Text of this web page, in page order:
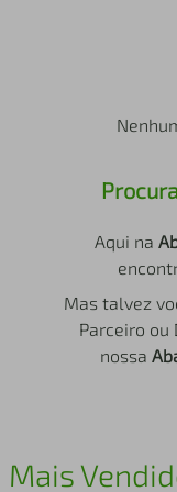
Aqui na
Mas talvez
Parceiro ou
nossa
Mais
iphone